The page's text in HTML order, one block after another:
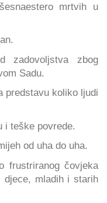
mrtvih u
zadovoljstva zbog
Sadu.
predstavu koliko ljudi
i teške povrede.
od uha do uha.
frustriranog čovjeka
djece, mladih i starih